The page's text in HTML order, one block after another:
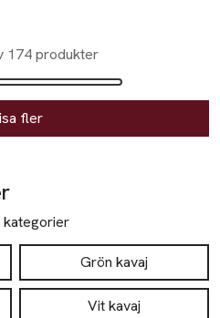
174 produkter
fler
kategorier
Grön kavaj
Vit kavaj